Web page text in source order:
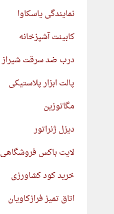
نمایندگی یاسکاوا
کابینت آشپزخانه
درب ضد سرقت شیراز
پالت ابزار پلاستیکی
مگاتوزین
دیزل ژنراتور
لایت باکس فروشگاهی
خرید کود کشاورزی
اتاق تمیز فرازکاویان